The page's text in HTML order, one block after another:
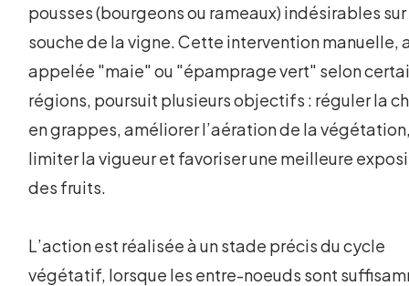
pousses (bourgeons ou rameaux) indésirables
souche de la vigne. Cette intervention manuelle,
appelée "maie" ou "épamprage vert" selon
régions, poursuit plusieurs objectifs : réguler la
en grappes, améliorer l’aération de la
limiter la vigueur et favoriser une meilleure
des fruits.
L’action est réalisée à un stade précis du cycle
végétatif, lorsque les entre-noeuds sont